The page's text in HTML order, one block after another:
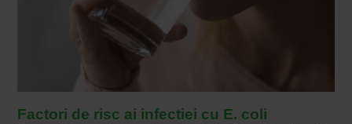
Factori de risc ai infectiei cu E. coli